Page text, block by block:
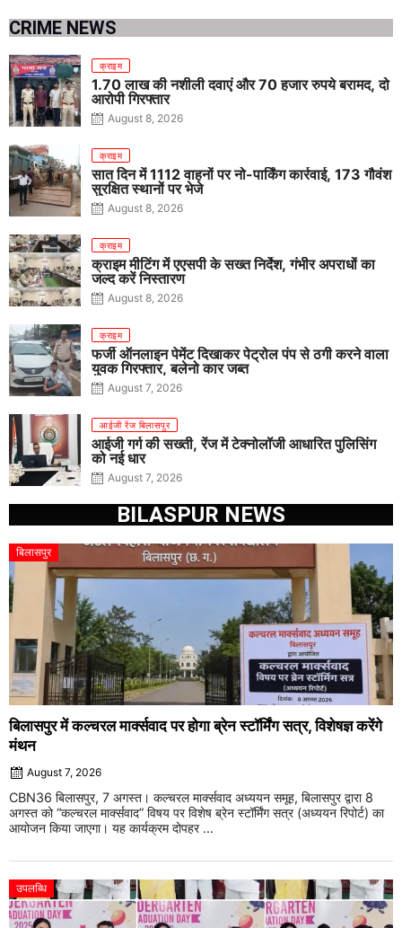
CRIME NEWS
क्राइम
1.70 लाख की नशीली दवाएं और 70 हजार रुपये बरामद, दो
आरोपी गिरफ्तार
August 8, 2026
क्राइम
सात दिन में 1112 वाहनों पर नो-पार्किंग कार्रवाई, 173 गौवंश
सुरक्षित स्थानों पर भेजे
August 8, 2026
क्राइम
क्राइम मीटिंग में एएसपी के सख्त निर्देश, गंभीर अपराधों का
जल्द करें निस्तारण
August 8, 2026
क्राइम
फर्जी ऑनलाइन पेमेंट दिखाकर पेट्रोल पंप से ठगी करने वाला
युवक गिरफ्तार, बलेनो कार जब्त
August 7, 2026
आईजी रेंज बिलासपुर
आईजी गर्ग की सख्ती, रेंज में टेक्नोलॉजी आधारित पुलिसिंग
को नई धार
August 7, 2026
BILASPUR NEWS
बिलासपुर
बिलासपुर में कल्चरल मार्क्सवाद पर होगा ब्रेन स्टॉर्मिंग सत्र, विशेषज्ञ करेंगे
मंथन
August 7, 2026
CBN36 बिलासपुर, 7 अगस्त। कल्चरल मार्क्सवाद अध्ययन समूह, बिलासपुर द्वारा 8
अगस्त को “कल्चरल मार्क्सवाद” विषय पर विशेष ब्रेन स्टॉर्मिंग सत्र (अध्ययन रिपोर्ट) का
आयोजन किया जाएगा। यह कार्यक्रम दोपहर ...
उपलब्धि